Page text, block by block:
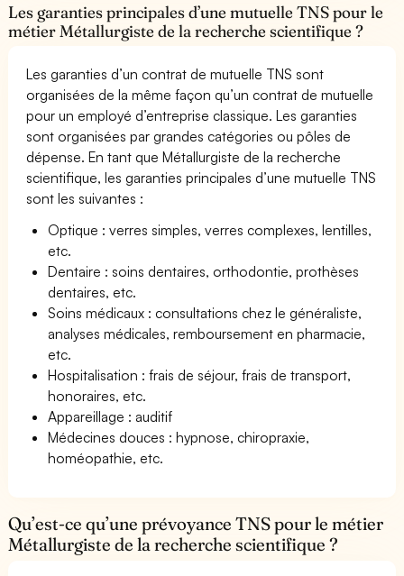
Les garanties principales d’une mutuelle TNS pour le
métier Métallurgiste de la recherche scientifique ?
Les garanties d’un contrat de mutuelle TNS sont
organisées de la même façon qu’un contrat de mutuelle
pour un employé d’entreprise classique. Les garanties
sont organisées par grandes catégories ou pôles de
dépense. En tant que Métallurgiste de la recherche
scientifique, les garanties principales d’une mutuelle TNS
sont les suivantes :
Optique : verres simples, verres complexes, lentilles,
etc.
Dentaire : soins dentaires, orthodontie, prothèses
dentaires, etc.
Soins médicaux : consultations chez le généraliste,
analyses médicales, remboursement en pharmacie,
etc.
Hospitalisation : frais de séjour, frais de transport,
honoraires, etc.
Appareillage : auditif
Médecines douces : hypnose, chiropraxie,
homéopathie, etc.
Qu’est-ce qu’une prévoyance TNS pour le métier
Métallurgiste de la recherche scientifique ?